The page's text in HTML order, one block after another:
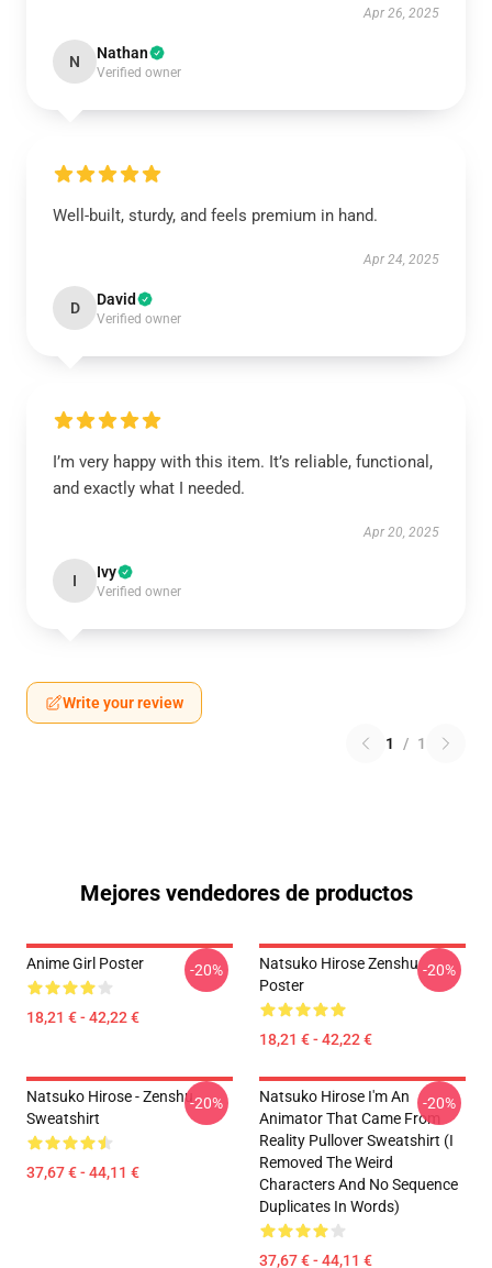
Apr 26, 2025
N Nathan
Verified owner
Well-built, sturdy, and feels premium in hand.
Apr 24, 2025
D David
Verified owner
I’m very happy with this item. It’s reliable, functional,
and exactly what I needed.
Apr 20, 2025
I Ivy
Verified owner
Write your review
1 / 1
Mejores vendedores de productos
Anime Girl Poster
18,21 € - 42,22 €
-20%
Natsuko Hirose Zenshu
Poster
18,21 € - 42,22 €
-20%
Natsuko Hirose - Zenshu
Sweatshirt
37,67 € - 44,11 €
-20%
Natsuko Hirose I'm An
Animator That Came From
Reality Pullover Sweatshirt (I
Removed The Weird
Characters And No Sequence
Duplicates In Words)
37,67 € - 44,11 €
-20%